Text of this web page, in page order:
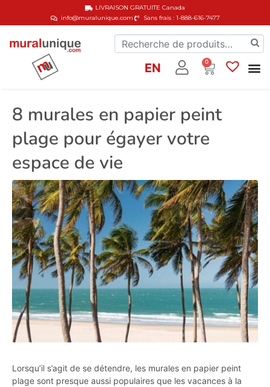
info@muralunique.com Sans frais : 1-888-616-7477
LIVRAISON GRATUITECanada
EN 0
8 murales en papier peint
plage pour égayer votre
espace de vie
Lorsqu’il s’agit de se détendre, les murales en papier peint
plage sont presque aussi populaires que les vacances à la